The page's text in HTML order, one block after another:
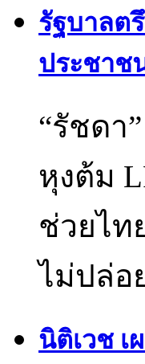
รัฐบาลต
ประชาช
“รัชดา
หุงต้ม
ช่วยไท
ไม่ปล่อ
นิติเวช เ